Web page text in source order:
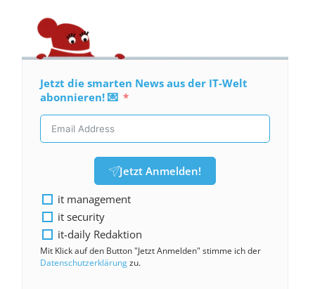
Jetzt die smarten News aus der IT-Welt
abonnieren! 💌
Jetzt Anmelden!
it management
it security
it-daily Redaktion
Mit Klick auf den Button "Jetzt Anmelden" stimme ich der
Datenschutzerklärungzu.